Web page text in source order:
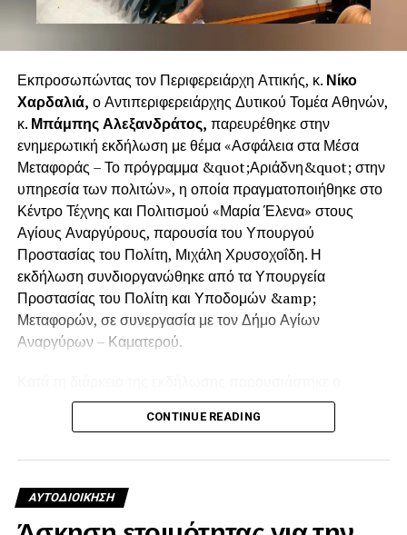
.
.
.
Εκπροσωπώντας τον Περιφερειάρχη Αττικής, κ. Νίκο
Χαρδαλιά, ο Αντιπεριφερειάρχης Δυτικού Τομέα Αθηνών,
κ. Μπάμπης Αλεξανδράτος, παρευρέθηκε στην
ενημερωτική εκδήλωση με θέμα «Ασφάλεια στα Μέσα
Μεταφοράς – Το πρόγραμμα &quot;Αριάδνη&quot; στην
υπηρεσία των πολιτών», η οποία πραγματοποιήθηκε στο
Κέντρο Τέχνης και Πολιτισμού «Μαρία Έλενα» στους
Αγίους Αναργύρους, παρουσία του Υπουργού
Προστασίας του Πολίτη, Μιχάλη Χρυσοχοΐδη. Η
εκδήλωση συνδιοργανώθηκε από τα Υπουργεία
Προστασίας του Πολίτη και Υποδομών &amp;
Μεταφορών, σε συνεργασία με τον Δήμο Αγίων
Αναργύρων – Καματερού.
απολογισμός του προγράμματος «Αριάδνη», καθώς και οι
δράσεις που υλοποιούνται για την ενίσχυση της
πρωτοβουλιών, με στόχο την πρόληψη της
παραβατικότητας, την αποτελεσματικότερη προστασία
CONTINUE READING
ΑΥΤΟΔΙΟΊΚΗΣΗ